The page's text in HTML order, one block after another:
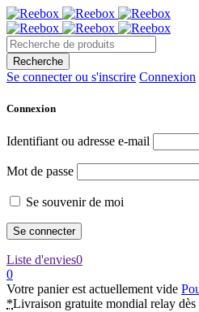
Se connecter ou s'inscrire Connexion
Connexion
Identifiant ou adresse e-mail
Mot de passe
Se souvenir de moi
Liste d'envies0
0
Votre panier est actuellement vide
*Livraison gratuite mondial relay dès